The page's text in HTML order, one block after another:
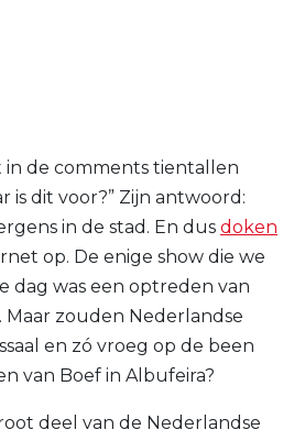
in de comments tientallen
is dit voor?” Zijn antwoord:
in de stad. En dus doken
op. De enige show die we
dag was een optreden van
Maar zouden Nederlandse
en zó vroeg op de been
van Boef in Albufeira?
deel van de Nederlandse